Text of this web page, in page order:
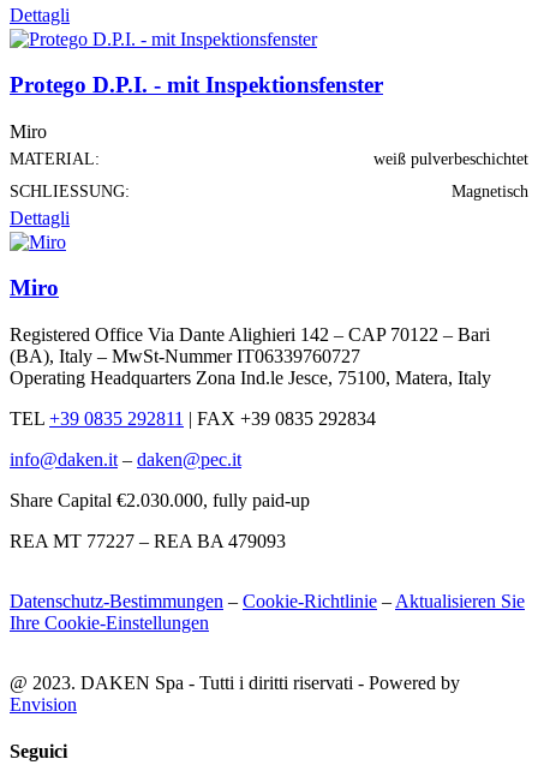
Dettagli
Protego D.P.I. - mit Inspektionsfenster
Miro
MATERIAL:
weiß pulverbeschichtet
SCHLIESSUNG:
Magnetisch
Dettagli
Miro
Registered Office Via Dante Alighieri 142 – CAP 70122 – Bari
(BA), Italy – MwSt-Nummer IT06339760727
Operating Headquarters Zona Ind.le Jesce, 75100, Matera, Italy
TEL +39 0835 292811 | FAX +39 0835 292834
info@daken.it – daken@pec.it
Share Capital €2.030.000, fully paid-up
REA MT 77227 – REA BA 479093
Datenschutz-Bestimmungen – Cookie-Richtlinie – Aktualisieren Sie
Ihre Cookie-Einstellungen
@ 2023. DAKEN Spa - Tutti i diritti riservati - Powered by
Envision
Seguici